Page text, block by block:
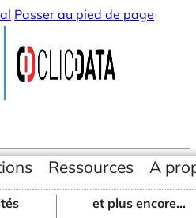
Passer au pied de page
et plus encore...
Ressources A